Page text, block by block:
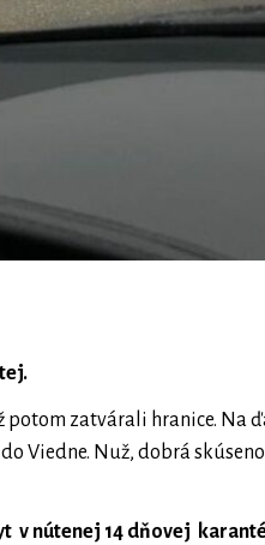
potom zatvárali hranice. Na
Viedne. Nuž, dobrá
v nútenej 14 dňovej